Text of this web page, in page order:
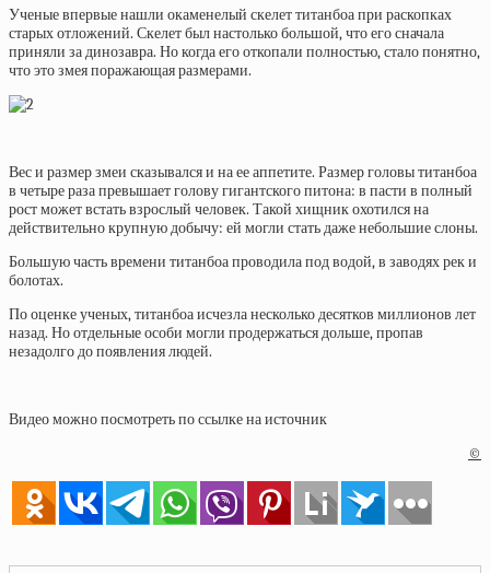
Ученые впервые нашли окаменелый скелет титанбоа при раскопках
старых отложений. Скелет был настолько большой, что его сначала
приняли за динозавра. Но когда его откопали полностью, стало понятно,
что это змея поражающая размерами.
Вес и размер змеи сказывался и на ее аппетите. Размер головы титанбоа
в четыре раза превышает голову гигантского питона: в пасти в полный
рост может встать взрослый человек. Такой хищник охотился на
действительно крупную добычу: ей могли стать даже небольшие слоны.
Большую часть времени титанбоа проводила под водой, в заводях рек и
болотах.
По оценке ученых, титанбоа исчезла несколько десятков миллионов лет
назад. Но отдельные особи могли продержаться дольше, пропав
незадолго до появления людей.
Видео можно посмотреть по ссылке на источник
©